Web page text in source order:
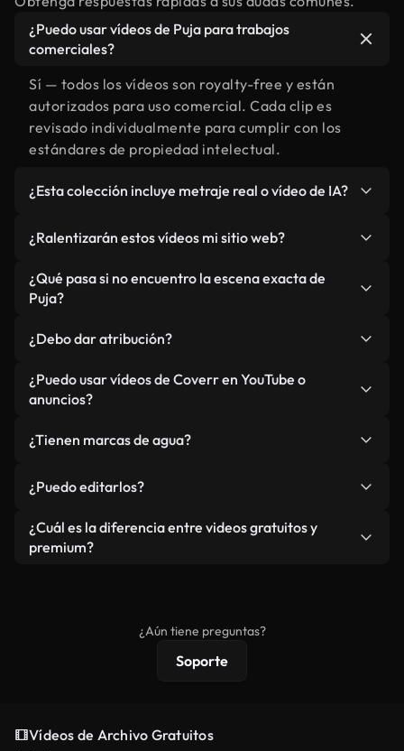
¿Puedo usar vídeos de Puja para trabajos
comerciales?
Sí — todos los vídeos son royalty-free y están
autorizados para uso comercial. Cada clip es
revisado individualmente para cumplir con los
estándares de propiedad intelectual.
¿Esta colección incluye metraje real o vídeo de IA?
relacionado con Puja y vídeos generados por IA.
Todo está claramente etiquetado.
¿Ralentizarán estos vídeos mi sitio web?
No si selecciona nuestras versiones optimizadas
para web, diseñadas específicamente para uso de
métricas como LCP.
¿Qué pasa si no encuentro la escena exacta de
Puja?
Studio. Describe la escena, como "Puja al
atardecer", y la IA la generará en segundos
conforme a nuestros estándares.
¿Debo dar atribución?
No es necesario. Todos los vídeos en nuestra
biblioteca son royalty-free, aunque siempre se
¿Puedo usar vídeos de Coverr en YouTube o
anuncios?
monetizados y anuncios, siempre que no se
independiente.
¿Tienen marcas de agua?
agua. Obtendrá metraje limpio y listo para usar en
cada descarga.
¿Puedo editarlos?
Sí. Eres libre de recortar o mezclar nuestros
vídeos. Solo asegúrese de que el producto final no
¿Cuál es la diferencia entre videos gratuitos y
premium?
protecciones de licencia extendidas.
¿Aún tiene preguntas?
Soporte
Vídeos de Archivo Gratuitos